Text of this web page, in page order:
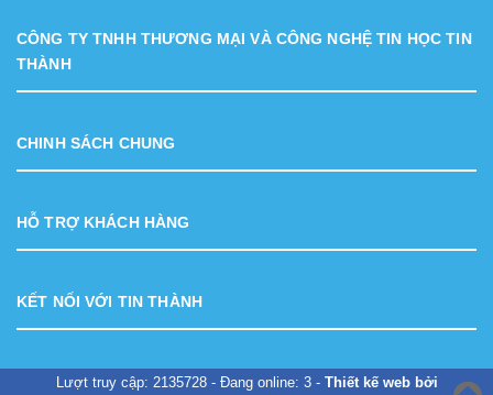
CÔNG TY TNHH THƯƠNG MẠI VÀ CÔNG NGHỆ TIN HỌC TIN
THÀNH
CHINH SÁCH CHUNG
HỖ TRỢ KHÁCH HÀNG
KẾT NỐI VỚI TIN THÀNH
Lượt truy cập: 2135728 - Đang online: 3 - Thiết kế web bởi